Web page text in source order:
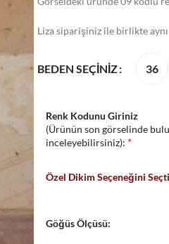
Liza siparişiniz ile birlikte
BEDEN SEÇINIZ 36
Renk Kodunu Giriniz
(Ürünün son görselinde
inceleyebilirsiniz): *
Özel Dikim Seçeneğini
Göğüs Ölçüsü: